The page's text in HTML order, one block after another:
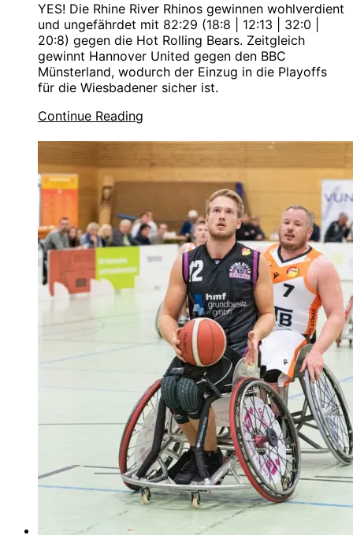
YES! Die Rhine River Rhinos gewinnen wohlverdient
und ungefährdet mit 82:29 (18:8 | 12:13 | 32:0 |
20:8) gegen die Hot Rolling Bears. Zeitgleich
gewinnt Hannover United gegen den BBC
Münsterland, wodurch der Einzug in die Playoffs
für die Wiesbadener sicher ist.
Continue Reading